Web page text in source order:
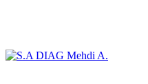
Mehdi A.